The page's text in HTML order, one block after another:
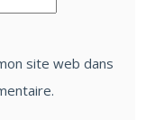
site web dans